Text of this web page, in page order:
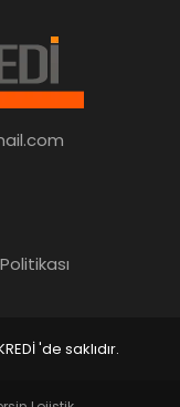
'de saklıdır.